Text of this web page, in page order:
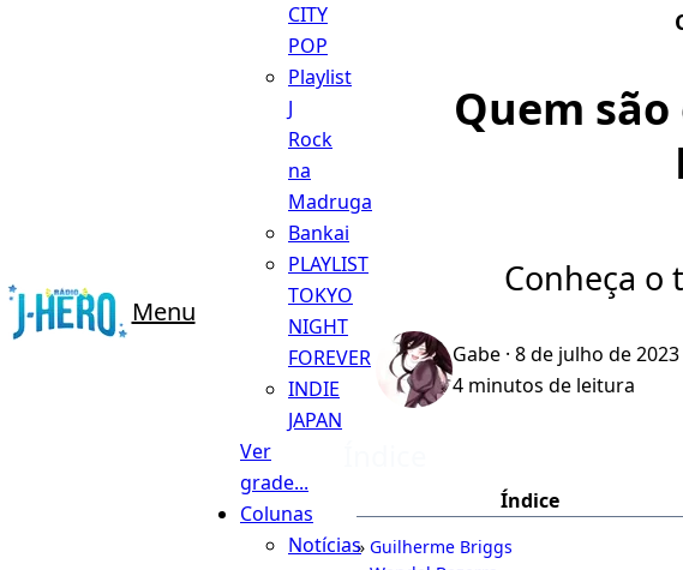
Menu
CITY
POP
Playlist
J
Rock
na
Madruga
Bankai
PLAYLIST
TOKYO
NIGHT
FOREVER
INDIE
JAPAN
Ver
grade...
Colunas
Notícias
Quem
Conheça o
Gabe · 8 de julho de
4 minutos de leitura
Índice
Guilherme Briggs